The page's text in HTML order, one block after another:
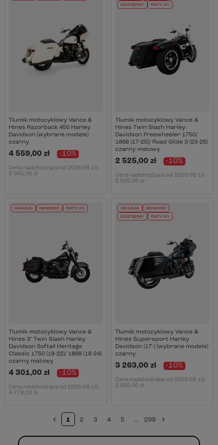
Tłumik motocyklowy Vance &
Hines Razorback 450 Harley
Davidson (wybrane modele)
czarny
4 559,00 zł -10%
Cena nadchodząca od 2026-08-10:
5 065,00 zł
DOSTĘPNY RATY 0%
Tłumik motocyklowy Vance &
Hines Twin Slash Harley
Davidson Freewheeler 1750/
1868 (17-25)/ Road Glide 3 (23-25)
czarny matowy
2 525,00 zł -10%
Cena nadchodząca od 2026-08-10:
2 805,00 zł
OKAZJA NOWOŚĆ RATY 0%
Tłumik motocyklowy Vance &
Hines 3" Twin Slash Harley
Davidson Softail Heritage
Classic 1750 (18-22)/ 1868 (18-24)
czarny matowy
4 301,00 zł -10%
Cena nadchodząca od 2026-08-10:
4 779,00 zł
OKAZJA NOWOŚĆ
DOSTĘPNY RATY 0%
Tłumik motocyklowy Vance &
Hines Supersport Harley
Davidson (17-) (wybrane modele)
czarny
3 263,00 zł -10%
Cena nadchodząca od 2026-08-10:
3 625,00 zł
1 2 3 4 5 ... 299